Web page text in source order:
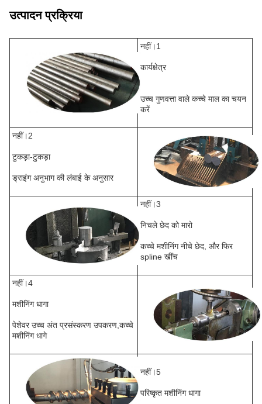
उत्पादन प्रक्रिया
नहीं।1
कार्यक्षेत्र
उच्च गुणवत्ता वाले कच्चे माल का चयन
करें
नहीं।2
टुकड़ा-टुकड़ा
ड्राइंग अनुभाग की लंबाई के अनुसार
नहीं।3
निचले छेद को मारो
कच्चे मशीनिंग नीचे छेद, और फिर
spline खींच
नहीं।4
मशीनिंग धागा
पेशेवर उच्च अंत प्रसंस्करण उपकरण,कच्चे
मशीनिंग धागे
नहीं।5
परिष्कृत मशीनिंग धागा